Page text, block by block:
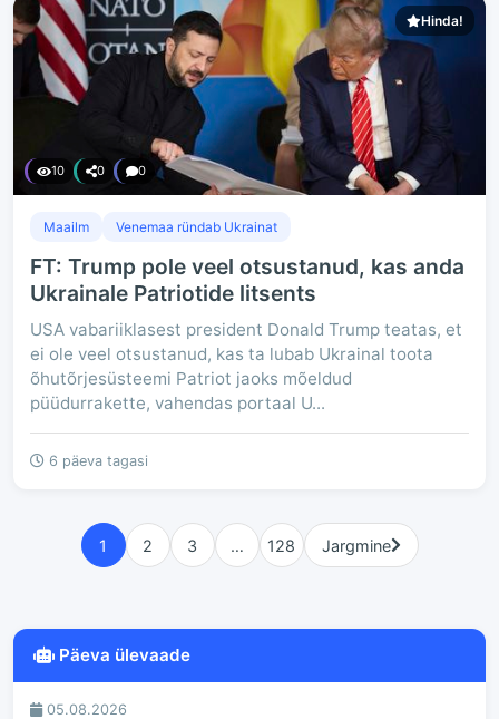
Hinda!
10 0 0
Maailm Venemaa ründab Ukrainat
FT: Trump pole veel otsustanud, kas anda
Ukrainale Patriotide litsents
USA vabariiklasest president Donald Trump teatas, et
ei ole veel otsustanud, kas ta lubab Ukrainal toota
õhutõrjesüsteemi Patriot jaoks mõeldud
püüdurrakette, vahendas portaal U...
6 päeva tagasi
1 2 3 … 128 Jargmine
Päeva ülevaade
05.08.2026